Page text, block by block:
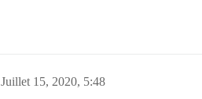
Juillet 15, 2020, 5:48